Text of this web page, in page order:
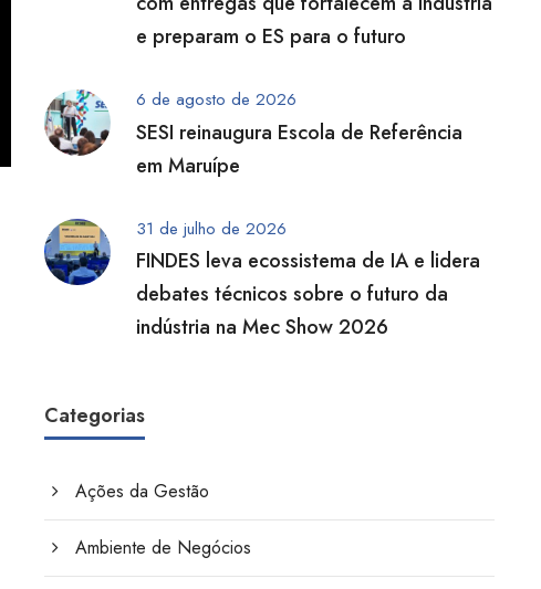
e preparam o ES para o futuro
6 de agosto de 2026
SESI reinaugura Escola de Referência
em Maruípe
31 de julho de 2026
FINDES leva ecossistema de IA e lidera
debates técnicos sobre o futuro da
indústria na Mec Show 2026
Categorias
Ações da Gestão
Ambiente de Negócios